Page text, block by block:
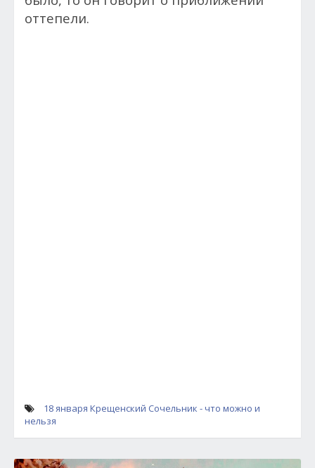
оттепели.
18 января Крещенский Сочельник - что можно и
нельзя